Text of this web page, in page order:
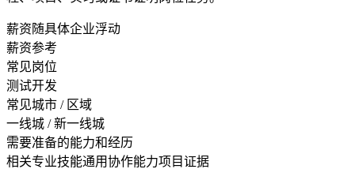
薪资随具体企业浮动
薪资参考
常见岗位
测试开发
常见城市 / 区域
一线城 / 新一线城
需要准备的能力和经历
相关专业技能通用协作能力项目证据